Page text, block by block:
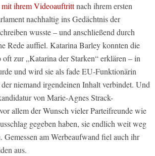
mit ihrem Videoauftrittnach ihrem ersten
nachhaltig ins Gedächtnis der
wusste – und anschließend durch
Rede auffiel. Katarina Barley konnten die
oft zur „Katarina der Starken“ erklären – in
und wird sie als fade EU-Funktionärin
niemand irgendeinen Inhalt verbindet. Und
von Marie-Agnes Strack-
allem der Wunsch vieler Parteifreunde wie
gegeben haben, sie endlich weit weg
Gemessen am Werbeaufwand fiel auch ihr
aus.